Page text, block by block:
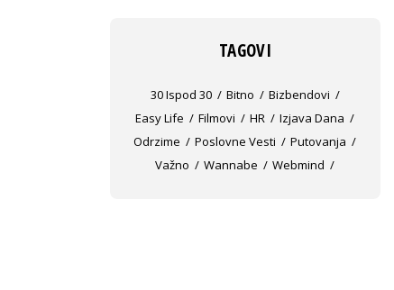
TAGOVI
30 Ispod 30 Bitno
Bizbendovi
Easy Life
Filmovi HR
Izjava Dana
Odrzime
Poslovne Vesti
Putovanja
Važno
Wannabe Webmind